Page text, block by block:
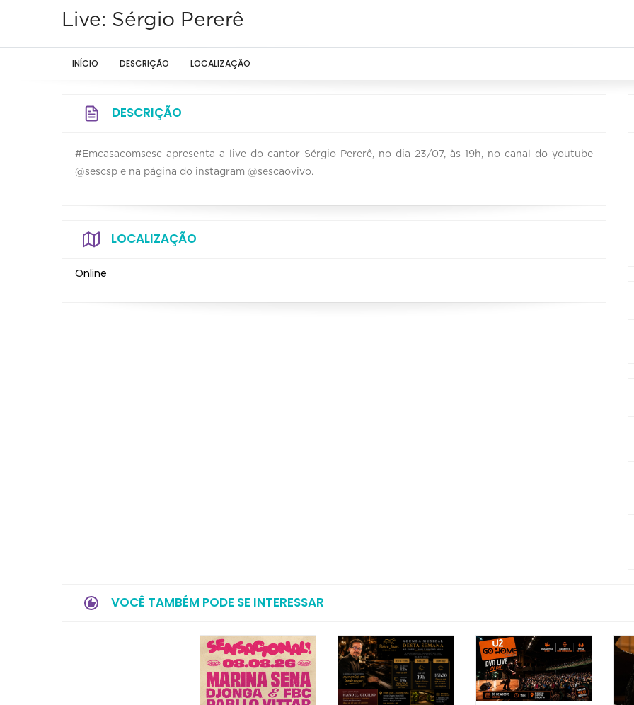
Live: Sérgio Pererê
INÍCIO DESCRIÇÃO LOCALIZAÇÃO
DESCRIÇÃO
#Emcasacomsesc apresenta a live do cantor Sérgio Pererê, no dia 23/07, às 19h, no canal do youtube
@sescsp e na página do instagram @sescaovivo.
LOCALIZAÇÃO
Online
VOCÊ TAMBÉM PODE SE INTERESSAR